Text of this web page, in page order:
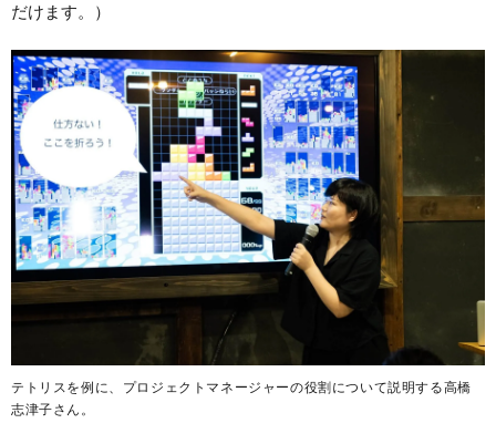
だけます。）
テトリスを例に、プロジェクトマネージャーの役割について説明する高橋
志津子さん。